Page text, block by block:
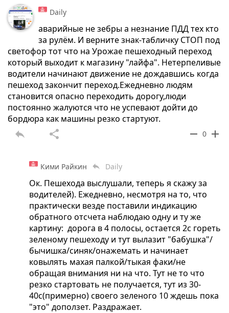
Daily
аварийные не зебры а незнание ПДД тех кто
за рулём. И верните знак-табличку СТОП под
светофор тот что на Урожае пешеходный переход
который выходит к магазину "лайфа". Нетерпеливые
водители начинают движение не дождавшись когда
пешеход закончит переход.Ежедневно людям
становится опасно переходить дорогу,люди
постоянно жалуются что не успевают дойти до
бордюра как машины резко стартуют.
reply share remove 0 add
Кими Райкин reply Daily
Ок. Пешехода выслушали, теперь я скажу за
водителей). Ежедневно, несмотря на то, что
практически везде поставили индикацию
обратного отсчета наблюдаю одну и ту же
картину: дорога в 4 полосы, остается 2с гореть
зеленому пешеходу и тут вылазит "бабушка"/
бычишка/синяк/онажемать и начинает
ковылять махая палкой/тыкая факи/не
обращая внимания ни на что. Тут не то что
резко стартовать не получается, тут из 30-
40с(примерно) своего зеленого 10 ждешь пока
"это" доползет. Раздражает.